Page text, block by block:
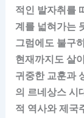
적인 발자취를
계를 넓혀가는
그럼에도 불구
현재까지도 살
귀중한 교훈과
의 르네상스 시
적 역사와 제국